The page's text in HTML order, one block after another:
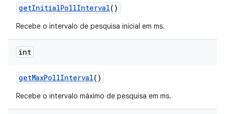
getInitialPollInterval()
Recebe o intervalo de pesquisa inicial em ms.
int
getMaxPollInterval()
Recebe o intervalo máximo de pesquisa em ms.